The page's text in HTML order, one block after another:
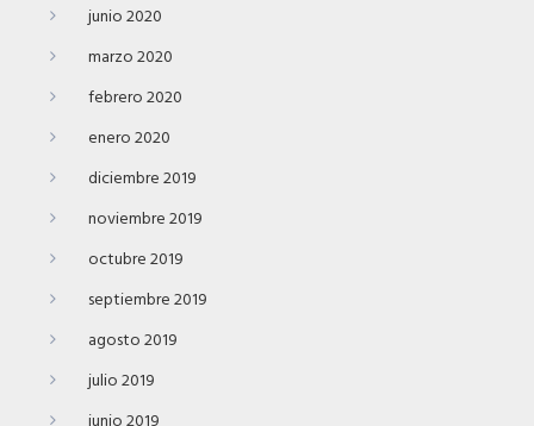
junio 2020
marzo 2020
febrero 2020
enero 2020
diciembre 2019
noviembre 2019
octubre 2019
septiembre 2019
agosto 2019
julio 2019